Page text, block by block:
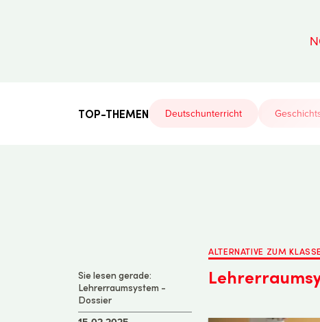
TOP-THEMEN Deutschunterricht
Sie lesen gerade:
Lehrerraumsystem -
Dossier
ALTERNATIVE ZUM